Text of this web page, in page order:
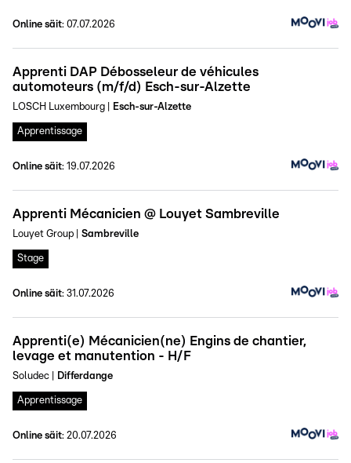
Online säit: 07.07.2026
Apprenti DAP Débosseleur de véhicules
automoteurs (m/f/d) Esch-sur-Alzette
LOSCH Luxembourg Esch-sur-Alzette
Apprentissage
Online säit: 19.07.2026
Apprenti Mécanicien @ Louyet Sambreville
Louyet Group Sambreville
Stage
Online säit: 31.07.2026
Apprenti(e) Mécanicien(ne) Engins de chantier,
levage et manutention - H/F
Soludec Differdange
Apprentissage
Online säit: 20.07.2026